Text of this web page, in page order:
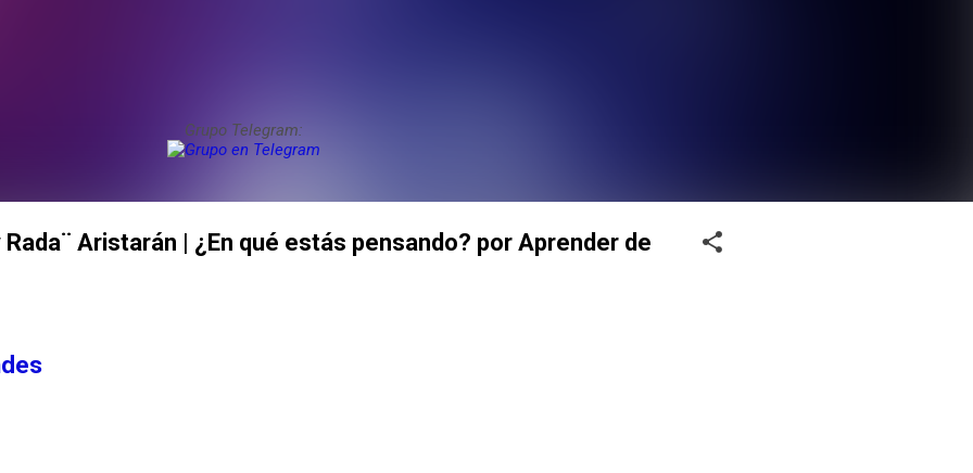
Grupo Telegram:
Aristarán | ¿En qué estás pensando? por Aprender de